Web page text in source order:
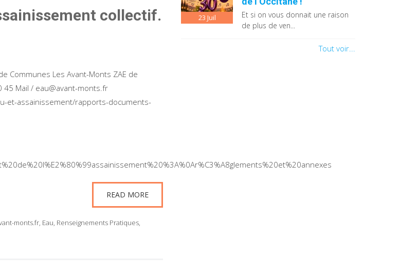
collectif.
Communes Les Avant-Monts ZAE de
45 Mail / eau@avant-monts.fr
et-assainissement/rapports-documents-
READ MORE
monts.fr, Eau, Renseignements Pratiques,
23 Juil
Et si on vous donnait une raison
de plus de ven...
Tout voir...